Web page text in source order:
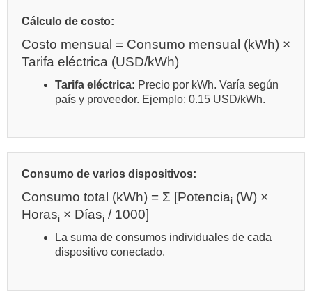
Cálculo de costo:
Costo mensual = Consumo mensual (kWh) ×
Tarifa eléctrica (USD/kWh)
Tarifa eléctrica: Precio por kWh. Varía según
país y proveedor. Ejemplo: 0.15 USD/kWh.
Consumo de varios dispositivos:
Consumo total (kWh) = Σ [Potenciai (W) ×
Horasi × Díasi / 1000]
La suma de consumos individuales de cada
dispositivo conectado.